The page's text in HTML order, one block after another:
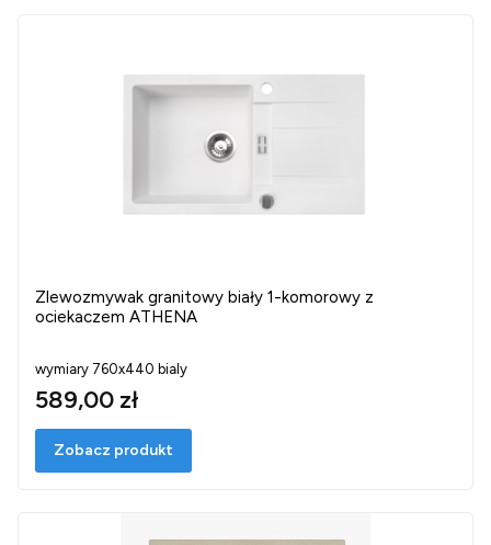
Zlewozmywak granitowy biały 1-komorowy z
ociekaczem ATHENA
wymiary 760x440 bialy
589,00 zł
Zobacz produkt